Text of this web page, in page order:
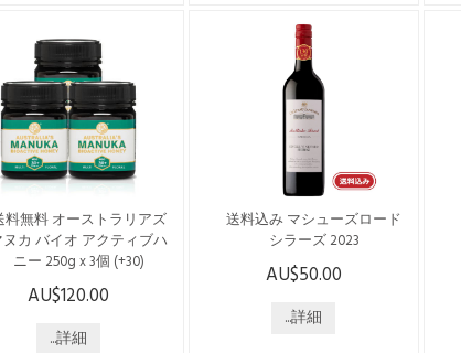
ちみつです。 オーストラリ
アNSW州、バイロンベイに
近いノーザンリバーズ地域
の沿岸林で採取されたマヌ
カハニー。 1996年に家族経
営でスタートした「オース
トラリアズ・マヌカ」は、
現在も外部検査機関による
提供しています。 低温で
くり...
出した高品質ワイン 【数量
限定】 樹齢50年以上のブド
ウ樹から造るシラーズ。 ブ
ルーベリー、ブラックベリ
ーの風味がたっぷりと感じ
られ、中盤に素晴らしいリ
ッチさがあり、芳醇なチョ
コレートの...
料無料 オーストラリアズ
ヌカ バイオ アクティブハ
ニー 250g x 3個 (+30)
こちらの商品は日本国内発
ございます。 --------------------
AU$120.00
...詳細
送料込み マシューズロード
シラーズ 2023
こちらの商品は日本国内発
ございます。 オーストラリ
AU$50.00
...詳細